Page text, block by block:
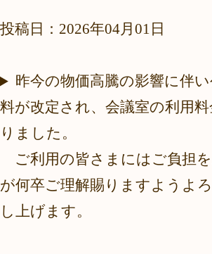
投稿日：2026年04月01日
昨今の物価高騰の影響に伴
料が改定され、会議室の利用
りました。
ご利用の皆さまにはご負担
が何卒ご理解賜りますようよ
し上げます。